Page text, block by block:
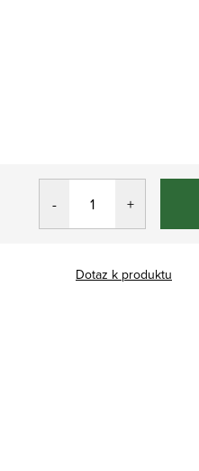
Dotaz k produktu